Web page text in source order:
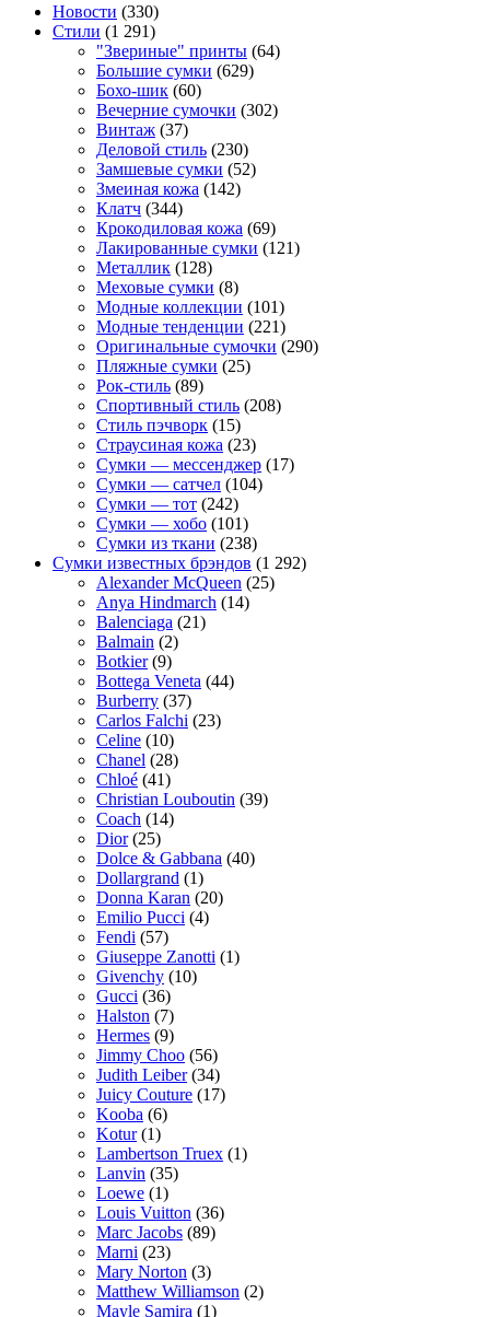
Новости (330)
Стили (1 291)
"Звериные" принты (64)
Большие сумки (629)
Бохо-шик (60)
Вечерние сумочки (302)
Винтаж (37)
Деловой стиль (230)
Замшевые сумки (52)
Змеиная кожа (142)
Клатч (344)
Крокодиловая кожа (69)
Лакированные сумки (121)
Металлик (128)
Меховые сумки (8)
Модные коллекции (101)
Модные тенденции (221)
Оригинальные сумочки (290)
Пляжные сумки (25)
Рок-стиль (89)
Спортивный стиль (208)
Стиль пэчворк (15)
Страусиная кожа (23)
Сумки — мессенджер (17)
Сумки — сатчел (104)
Сумки — тот (242)
Сумки — хобо (101)
Сумки из ткани (238)
Сумки известных брэндов (1 292)
Alexander McQueen (25)
Anya Hindmarch (14)
Balenciaga (21)
Balmain (2)
Botkier(9)
Bottega Veneta (44)
Burberry (37)
Carlos Falchi (23)
Celine (10)
Chanel (28)
Chloé (41)
Christian Louboutin (39)
Coach (14)
Dior(25)
Dolce & Gabbana (40)
Dollargrand (1)
Donna Karan (20)
Emilio Pucci (4)
Fendi (57)
Giuseppe Zanotti (1)
Givenchy (10)
Gucci (36)
Halston (7)
Hermes (9)
Jimmy Choo (56)
Judith Leiber(34)
Juicy Couture (17)
Kooba (6)
Kotur(1)
Lambertson Truex (1)
Lanvin (35)
Loewe (1)
Louis Vuitton (36)
Marc Jacobs (89)
Marni (23)
Mary Norton (3)
Matthew Williamson (2)
Mayle Samira (1)